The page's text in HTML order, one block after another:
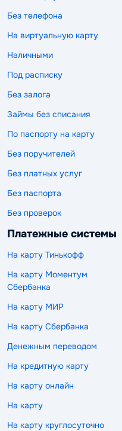
Без телефона
На виртуальную карту
Наличными
Под расписку
Без залога
Займы без списания
По паспорту на карту
Без поручителей
Без платных услуг
Без паспорта
Без проверок
Платежные системы
На карту Тинькофф
На карту Моментум
Сбербанка
На карту МИР
На карту Сбербанка
Денежным переводом
На кредитную карту
На карту онлайн
На карту
На карту круглосуточно